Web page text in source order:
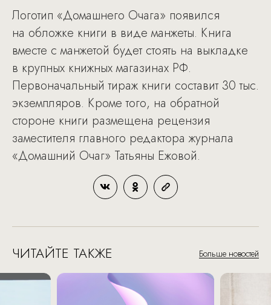
Логотип «Домашнего Очага» появился
на обложке книги в виде манжеты. Книга
вместе с манжетой будет стоять на выкладке
в крупных книжных магазинах РФ.
Первоначальный тираж книги составит 30 тыс.
экземпляров. Кроме того, на обратной
стороне книги размещена рецензия
заместителя главного редактора журнала
«Домашний Очаг» Татьяны Ежовой.
ЧИТАЙТЕ ТАКЖЕ Больше новостей